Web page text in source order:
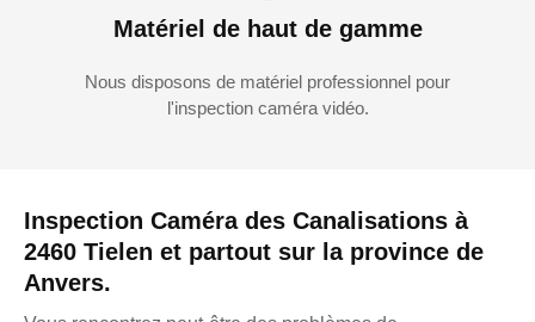
Inspection Caméra des Canalisations à
2460 Tielen et partout sur la province de
Anvers.
Matériel de haut de gamme
Nous disposons de matériel professionnel pour
l'inspection caméra vidéo.